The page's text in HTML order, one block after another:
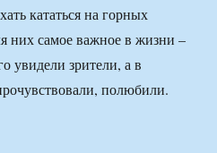
кататься на горных
самое важное в жизни –
увидели зрители, а в
полюбили.